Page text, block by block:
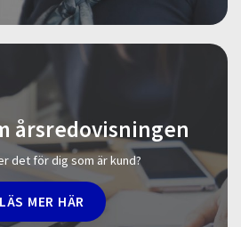
årsredovisningen
det för dig som är kund?
LÄS MER HÄR